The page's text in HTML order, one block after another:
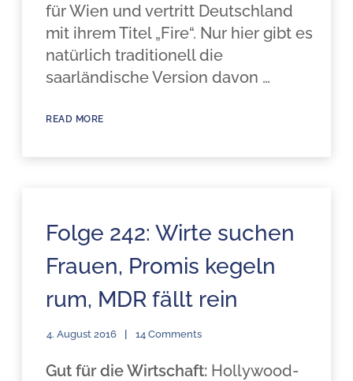
für Wien und vertritt Deutschland
mit ihrem Titel „Fire“. Nur hier gibt es
natürlich traditionell die
saarländische Version davon …
READ MORE
Folge 242: Wirte suchen
Frauen, Promis kegeln
rum, MDR fällt rein
4. August 2016 14 Comments
Gut für die Wirtschaft: Hollywood-